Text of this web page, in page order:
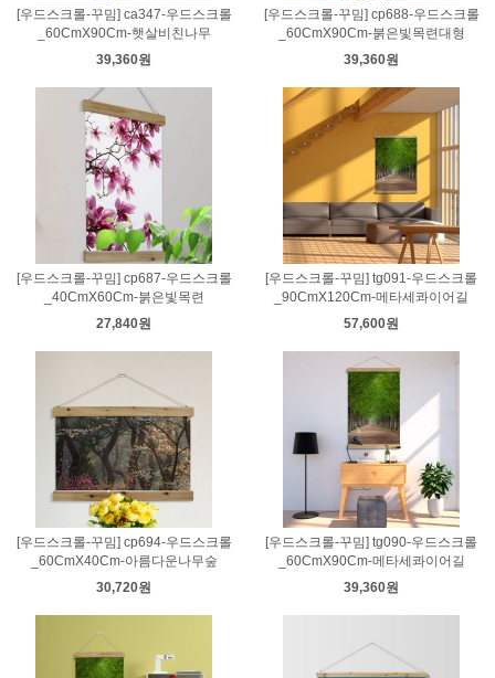
[우드스크롤-꾸밈] ca347-우드스크롤
_60CmX90Cm-햇살비친나무
39,360원
[우드스크롤-꾸밈] cp688-우드스크롤
_60CmX90Cm-붉은빛목련대형
39,360원
[우드스크롤-꾸밈] cp687-우드스크롤
_40CmX60Cm-붉은빛목련
27,840원
[우드스크롤-꾸밈] tg091-우드스크롤
_90CmX120Cm-메타세콰이어길
57,600원
[우드스크롤-꾸밈] cp694-우드스크롤
_60CmX40Cm-아름다운나무숲
30,720원
[우드스크롤-꾸밈] tg090-우드스크롤
_60CmX90Cm-메타세콰이어길
39,360원